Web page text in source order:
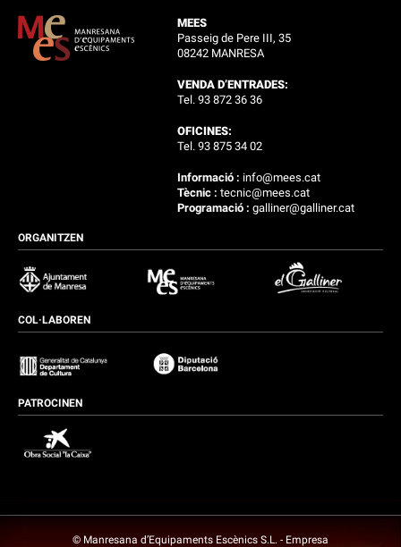
MEES
Passeig de Pere III, 35
08242 MANRESA
VENDA D’ENTRADES:
Tel. 93 872 36 36
OFICINES:
Tel. 93 875 34 02
Informació : info@mees.cat
Tècnic :tecnic@mees.cat
Programació :galliner@galliner.cat
ORGANITZEN
COL·LABOREN
PATROCINEN
© Manresana d’Equipaments Escènics S.L. - Empresa